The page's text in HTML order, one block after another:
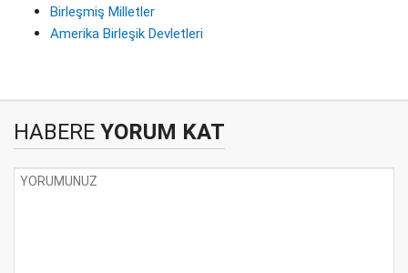
Birleşmiş Milletler
Amerika Birleşik Devletleri
HABERE YORUM KAT